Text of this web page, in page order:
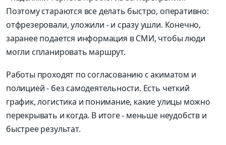
Поэтому стараются все делать быстро, оперативно:
отфрезеровали, уложили - и сразу ушли. Конечно,
заранее подается информация в СМИ, чтобы люди
могли спланировать маршрут.
Работы проходят по согласованию с акиматом и
полицией - без самодеятельности. Есть четкий
график, логистика и понимание, какие улицы можно
перекрывать и когда. В итоге - меньше неудобств и
быстрее результат.